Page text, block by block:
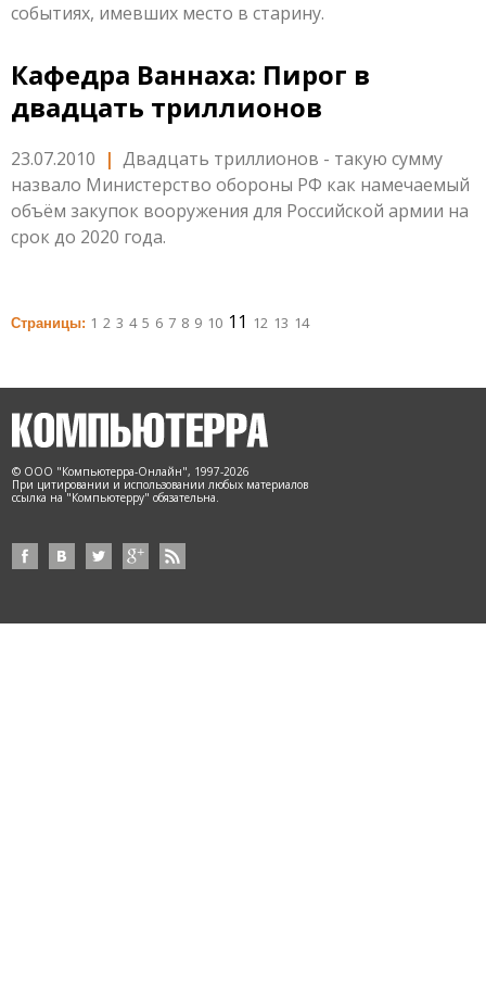
событиях, имевших место в старину.
Кафедра Ваннаха: Пирог в
двадцать триллионов
23.07.2010 | Двадцать триллионов - такую сумму
назвало Министерство обороны РФ как намечаемый
объём закупок вооружения для Российской армии на
срок до 2020 года.
Страницы: 1 2 3 4 5 6 7 8 9 10 11 12 13 14
© ООО "Компьютерра-Онлайн", 1997-2026
При цитировании и использовании любых материалов
ссылка на "Компьютерру" обязательна.